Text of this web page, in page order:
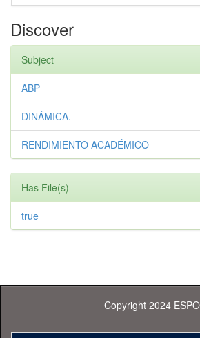
Discover
Subject
ABP
DINÁMICA.
RENDIMIENTO ACADÉMICO
Has File(s)
true
Copyright 2024